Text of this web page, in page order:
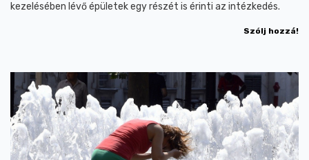
kezelésében lévő épületek egy részét is érinti az intézkedés.
Szólj hozzá!